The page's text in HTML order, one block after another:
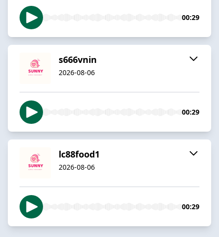
00:29
s666vnin
2026-08-06
00:29
lc88food1
2026-08-06
00:29